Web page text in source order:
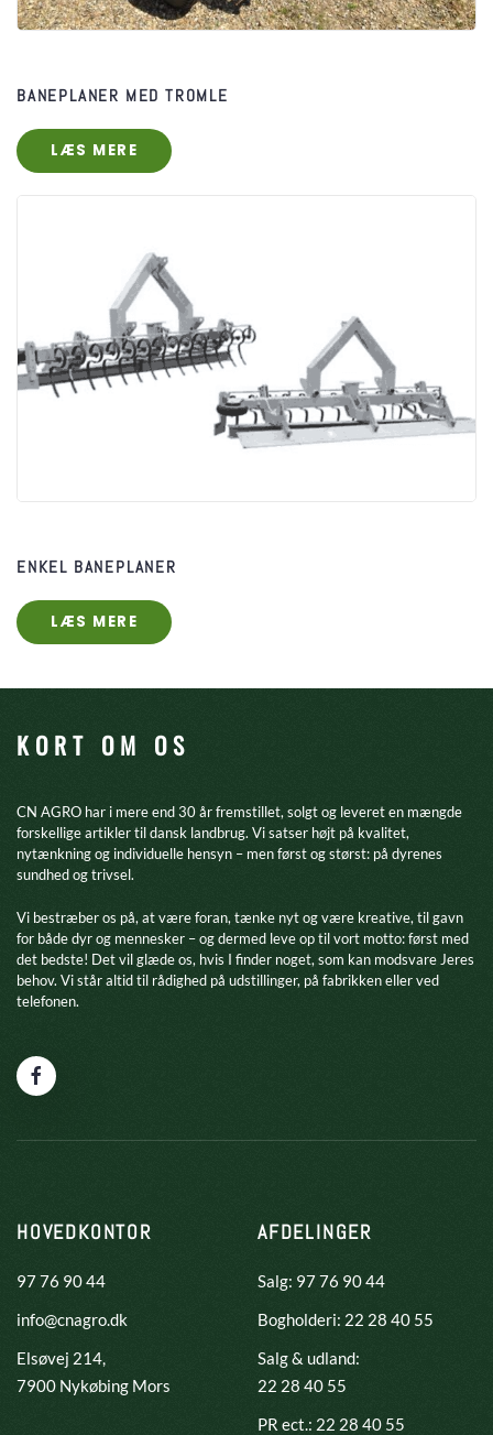
BANEPLANER MED TROMLE
LÆS MERE
ENKEL BANEPLANER
LÆS MERE
KORT OM OS
CN AGRO har i mere end 30 år fremstillet, solgt og leveret en mængde
forskellige artikler til dansk landbrug. Vi satser højt på kvalitet,
nytænkning og individuelle hensyn – men først og størst: på dyrenes
sundhed og trivsel.
​Vi bestræber os på, at være foran, tænke nyt og være kreative, til gavn
for både dyr og mennesker – og dermed leve op til vort motto: først med
det bedste! Det vil glæde os, hvis I finder noget, som kan modsvare Jeres
behov. Vi står altid til rådighed på udstillinger, på fabrikken eller ved
telefonen.
HOVEDKONTOR
97 76 90 44
info@cnagro.dk
Elsøvej 214,
​7900 Nykøbing Mors
AFDELINGER
Salg: 97 76 90 44
Bogholderi: 22 28 40 55
Salg & udland:
22 28 40 55
PR ect.: 22 28 40 55